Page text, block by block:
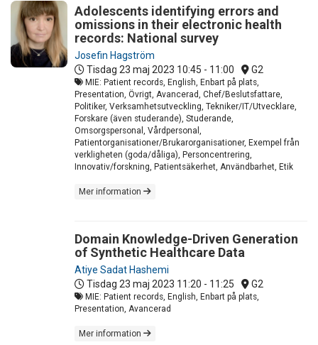
Adolescents identifying errors and
omissions in their electronic health
records: National survey
Josefin Hagström
Tisdag 23 maj 2023 10:45 - 11:00 G2
MIE: Patient records, English, Enbart på plats,
Presentation, Övrigt, Avancerad, Chef/Beslutsfattare,
Politiker, Verksamhetsutveckling, Tekniker/IT/Utvecklare,
Forskare (även studerande), Studerande,
Omsorgspersonal, Vårdpersonal,
Patientorganisationer/Brukarorganisationer, Exempel från
verkligheten (goda/dåliga), Personcentrering,
Innovativ/forskning, Patientsäkerhet, Användbarhet, Etik
Mer information
Domain Knowledge-Driven Generation
of Synthetic Healthcare Data
Atiye Sadat Hashemi
Tisdag 23 maj 2023 11:20 - 11:25 G2
MIE: Patient records, English, Enbart på plats,
Presentation, Avancerad
Mer information